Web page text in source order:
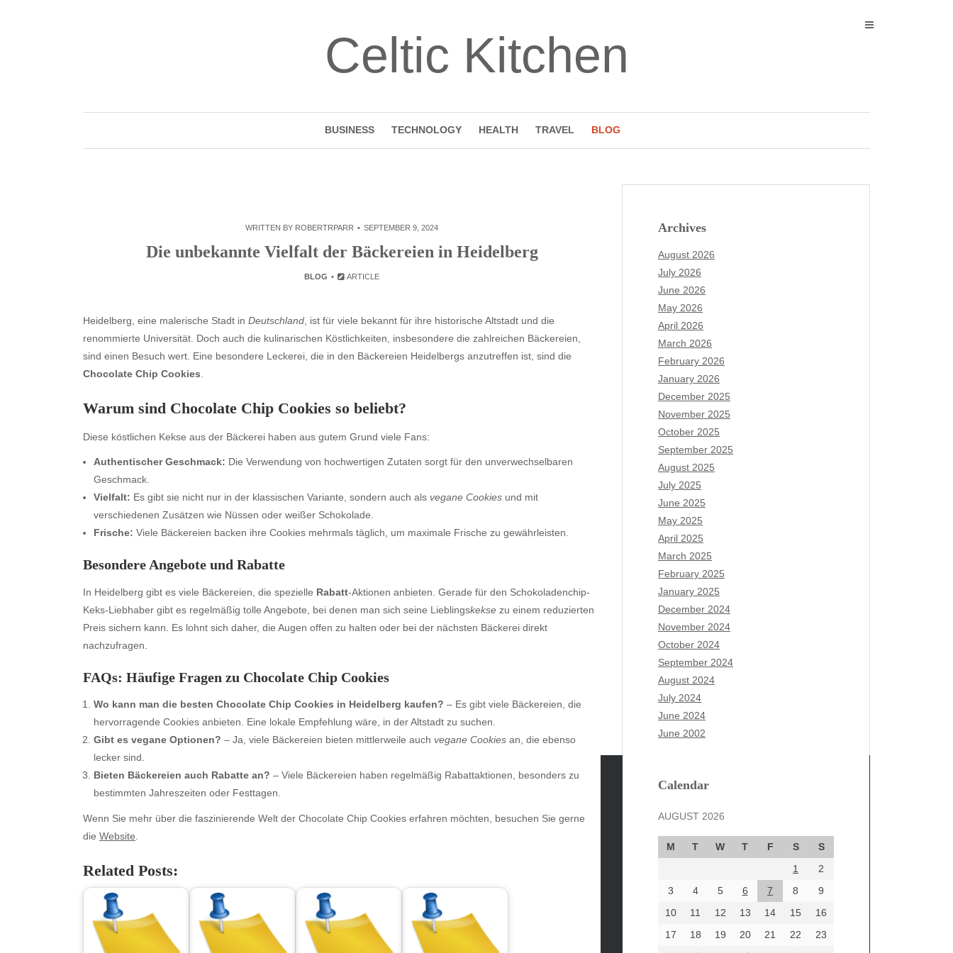
Celtic Kitchen
BUSINESS TECHNOLOGY HEALTH TRAVEL BLOG
WRITTEN BY ROBERTRPARR SEPTEMBER 9, 2024
Die unbekannte Vielfalt der Bäckereien in Heidelberg
BLOG ARTICLE
Heidelberg, eine malerische Stadt in Deutschland , ist für viele bekannt für ihre historische Altstadt und die
renommierte Universität. Doch auch die kulinarischen Köstlichkeiten, insbesondere die zahlreichen Bäckereien,
sind einen Besuch wert. Eine besondere Leckerei, die in den Bäckereien Heidelbergs anzutreffen ist, sind die
Chocolate Chip Cookies
Warum sind Chocolate Chip Cookies so beliebt?
Diese köstlichen Kekse aus der Bäckerei haben aus gutem Grund viele Fans:
Authentischer Geschmack: Die Verwendung von hochwertigen Zutaten sorgt für den unverwechselbaren
Geschmack.
Vielfalt: Es gibt sie nicht nur in der klassischen Variante, sondern auch als vegane Cookies und mit
verschiedenen Zusätzen wie Nüssen oder weißer Schokolade.
Frische: Viele Bäckereien backen ihre Cookies mehrmals täglich, um maximale Frische zu gewährleisten.
Besondere Angebote und Rabatte
In Heidelberg gibt es viele Bäckereien, die spezielle Rabatt-Aktionen anbieten. Gerade für den Schokoladenchip-
Keks-Liebhaber gibt es regelmäßig tolle Angebote, bei denen man sich seine Lieblingskekse zu einem reduzierten
Preis sichern kann. Es lohnt sich daher, die Augen offen zu halten oder bei der nächsten Bäckerei direkt
nachzufragen.
FAQs: Häufige Fragen zu Chocolate Chip Cookies
Wo kann man die besten Chocolate Chip Cookies in Heidelberg kaufen? – Es gibt viele Bäckereien, die
hervorragende Cookies anbieten. Eine lokale Empfehlung wäre, in der Altstadt zu suchen.
Gibt es vegane Optionen? – Ja, viele Bäckereien bieten mittlerweile auch vegane Cookies an, die ebenso
lecker sind.
Bieten Bäckereien auch Rabatte an? – Viele Bäckereien haben regelmäßig Rabattaktionen, besonders zu
bestimmten Jahreszeiten oder Festtagen.
Wenn Sie mehr über die faszinierende Welt der Chocolate Chip Cookies erfahren möchten, besuchen Sie gerne
die Website
Related Posts:
Archives
August 2026
July 2026
June 2026
May 2026
April 2026
March 2026
February 2026
January 2026
December 2025
November 2025
October 2025
September 2025
August 2025
July 2025
June 2025
May 2025
April 2025
March 2025
February 2025
January 2025
December 2024
November 2024
October 2024
September 2024
August 2024
July 2024
June 2024
June 2002
Calendar
AUGUST 2026
M T W T F S
S
1
2
3
4 5 6 7 8
9
10
11 12 13 14 15
16
17
18 19 20 21 22
23
Archives
June 2026
April 2026
March 2026
February 2026
Blogv
Business
Entertainment